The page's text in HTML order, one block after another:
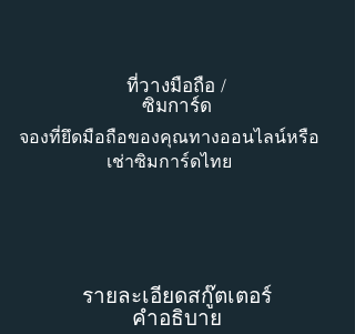
ที่วางมือถือ /
ซิมการ์ด
จองที่ยึดมือถือของคุณทางออนไลน์หรือ
เช่าซิมการ์ดไทย
รายละเอียดสกู๊ตเตอร์
คำอธิบาย